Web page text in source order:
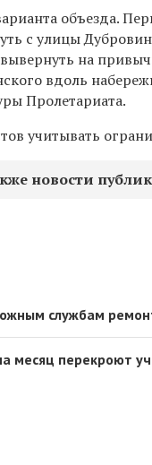
объезда.
с улицы
на
вдоль
Пролетариата.
учитывать
новости
службам
месяц перекроют